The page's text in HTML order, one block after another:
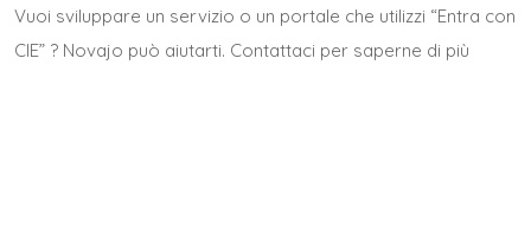
Vuoi sviluppare un servizio o un portale che utilizzi “Entra con
CIE” ? Novajo può aiutarti. Contattaci per saperne di più